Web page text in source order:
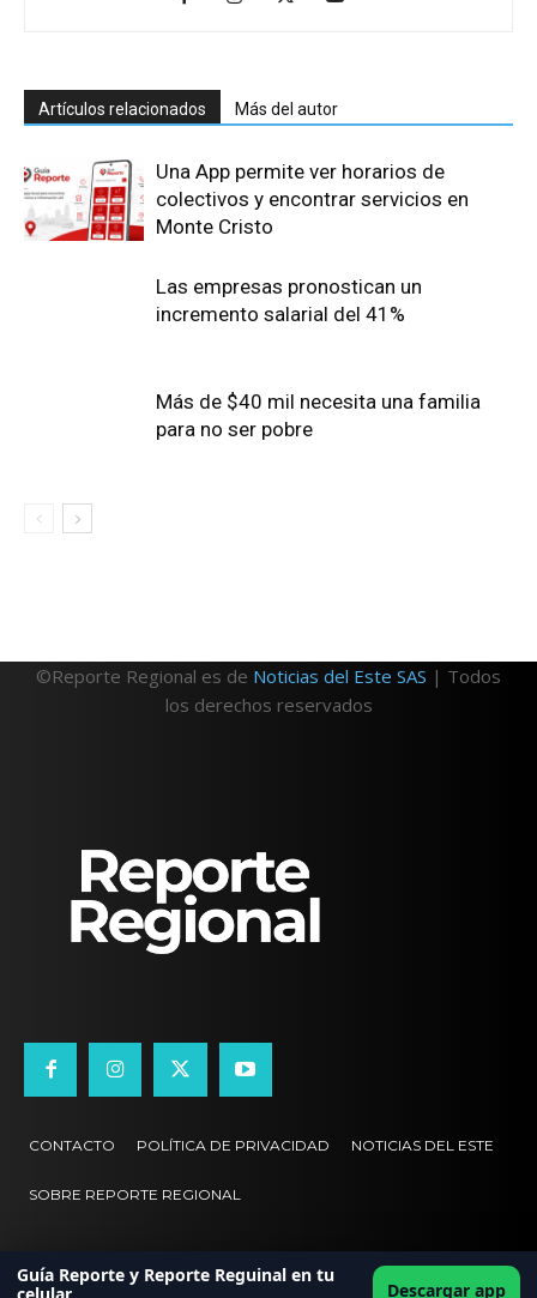
Artículos relacionados Más del autor
Una App permite ver horarios de
colectivos y encontrar servicios en
Monte Cristo
Las empresas pronostican un
incremento salarial del 41%
Más de $40 mil necesita una familia
para no ser pobre
©Reporte Regional es de Noticias del Este SAS | Todos
los derechos reservados
CONTACTO POLÍTICA DE PRIVACIDAD NOTICIAS DEL ESTE
SOBRE REPORTE REGIONAL
Guía Reporte y Reporte Reguinal en tu
Descargar app